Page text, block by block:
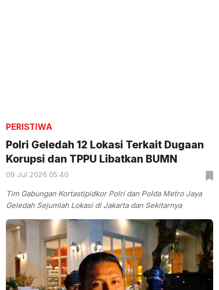
PERISTIWA
Polri Geledah 12 Lokasi Terkait Dugaan
Korupsi dan TPPU Libatkan BUMN
09 Jul 2026 05:40
Tim Gabungan Kortastipidkor Polri dan Polda Metro Jaya
Geledah Sejumlah Lokasi di Jakarta dan Sekitarnya